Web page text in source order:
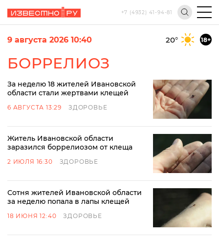
+7 (4932) 41-94-81
9 августа 2026 10:40 20° 18+
БОРРЕЛИОЗ
За неделю 18 жителей Ивановской
области стали жертвами клещей
6 АВГУСТА 13:29 ЗДОРОВЬЕ
Житель Ивановской области
заразился боррелиозом от клеща
2 ИЮЛЯ 16:30 ЗДОРОВЬЕ
Сотня жителей Ивановской области
за неделю попала в лапы клещей
18 ИЮНЯ 12:40 ЗДОРОВЬЕ